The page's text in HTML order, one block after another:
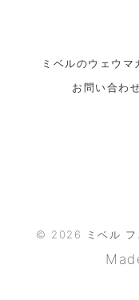
ミベルのウェウマ
お問い合わ
© 2026 ミベル